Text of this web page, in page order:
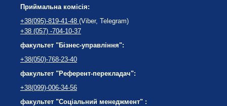
Приймальна комісія:
+38(095)-819-41-48 (Viber, Telegram)
+38 (057) -704-10-37
факультет "Бізнес-управління":
+38(050)-768-23-40
факультет "Референт-перекладач":
+38(099)-006-34-56
факультет "Соціальний менеджмент" :